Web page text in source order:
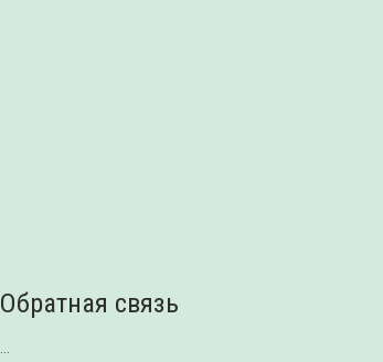
Обратная связь
...